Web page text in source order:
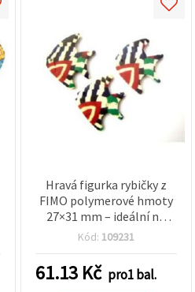
Hravá figurka rybičky z
FIMO polymerové hmoty
27×31 mm – ideální na
šperky, dekorace a DIY
Kód: 109231
61.13 Kč pro1 bal.